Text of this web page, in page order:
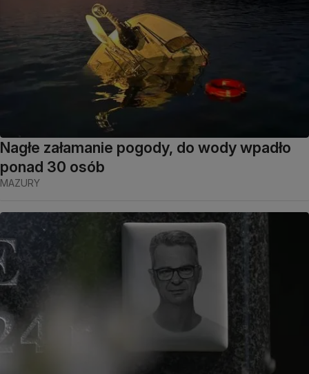
Nagłe załamanie pogody, do wody wpadło
ponad 30 osób
MAZURY